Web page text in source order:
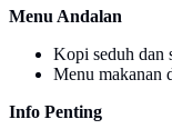
Menu Andalan
Kopi seduh dan
Menu makanan
Info Penting